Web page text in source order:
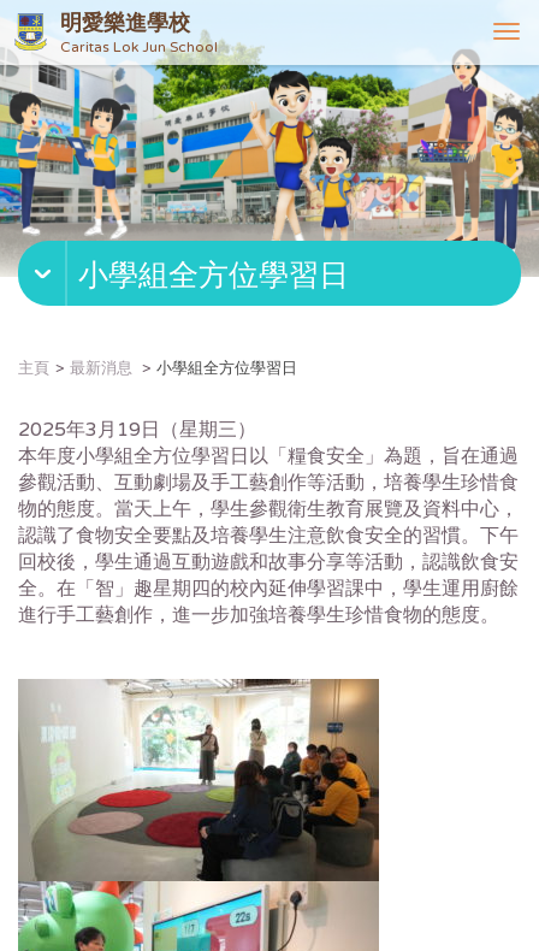
明愛樂進學校
Caritas Lok Jun School
T
o
g
g
l
e
n
v
g
小學組全方位學習日
主頁 最新消息 小學組全方位學習日
2025年3月19日（星期三）
本年度小學組全方位學習日以「糧食安全」為題，旨在通過
參觀活動、互動劇場及手工藝創作等活動，培養學生珍惜食
物的態度。當天上午，學生參觀衛生教育展覽及資料中心，
認識了食物安全要點及培養學生注意飲食安全的習慣。下午
回校後，學生通過互動遊戲和故事分享等活動，認識飲食安
全。在「智」趣星期四的校內延伸學習課中，學生運用廚餘
進行手工藝創作，進一步加強培養學生珍惜食物的態度。